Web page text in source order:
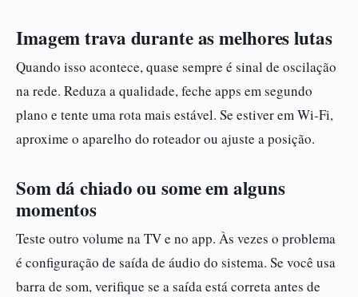
Imagem trava durante as melhores lutas
Quando isso acontece, quase sempre é sinal de oscilação
na rede. Reduza a qualidade, feche apps em segundo
plano e tente uma rota mais estável. Se estiver em Wi-Fi,
aproxime o aparelho do roteador ou ajuste a posição.
Som dá chiado ou some em alguns
momentos
Teste outro volume na TV e no app. Às vezes o problema
é configuração de saída de áudio do sistema. Se você usa
barra de som, verifique se a saída está correta antes de